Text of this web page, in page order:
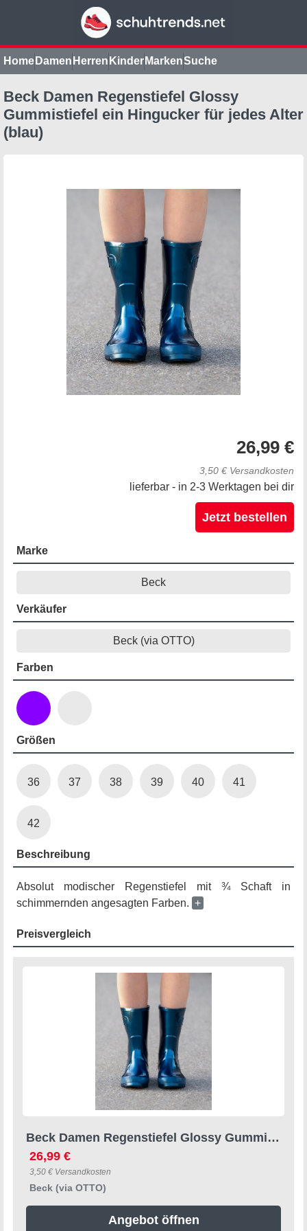
Home Damen Herren Kinder MarkenSuche
Beck Damen Regenstiefel Glossy
Gummistiefel ein Hingucker für jedes Alter
(blau)
26,99 €
3,50 € Versandkosten
lieferbar - in 2-3 Werktagen bei dir
Jetzt bestellen
Marke
Beck
Verkäufer
Beck (via OTTO)
Farben
Größen
36 37 38 39 40 41
42
Beschreibung
Absolut modischer Regenstiefel mit ¾ Schaft in
schimmernden angesagten Farben. +
Preisvergleich
Beck Damen Regenstiefel Glossy Gummistiefel ein Hingucker für jedes Alter
26,99 €
3,50 € Versandkosten
Beck (via OTTO)
Angebot öffnen